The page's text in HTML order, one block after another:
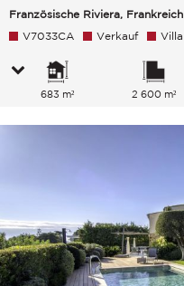
Französische Riviera, Frankreich
V7033CA Verkauf Villa
683 m² 2 600 m²